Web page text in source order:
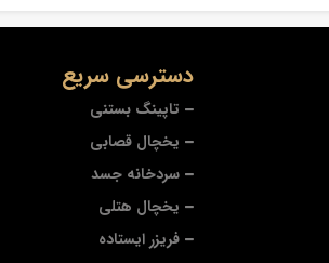
دسترسی سریع
تاپینگ بستنی
یخچال قصابی
سردخانه جسد
یخچال هتلی
فریزر ایستاده